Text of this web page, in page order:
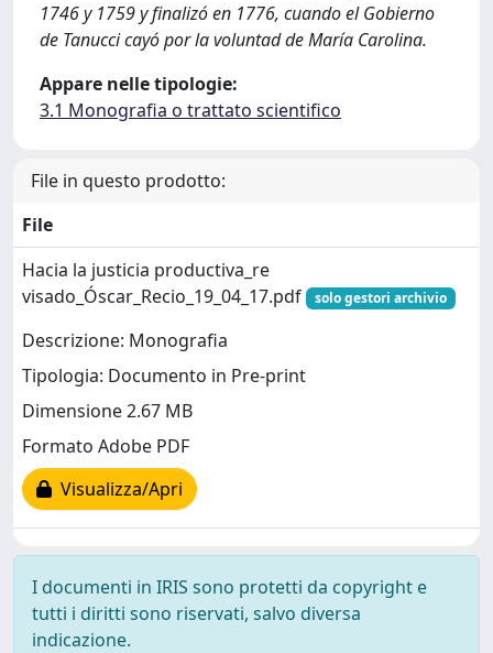
1746 y 1759 y finalizó en 1776, cuando el Gobierno
de Tanucci cayó por la voluntad de María Carolina.
Appare nelle tipologie:
3.1 Monografia o trattato scientifico
File in questo prodotto:
File
Hacia la justicia productiva_re
visado_Óscar_Recio_19_04_17.pdf
solo gestori archivio
Descrizione: Monografia
Tipologia: Documento in Pre-print
Dimensione 2.67 MB
Formato Adobe PDF
Visualizza/Apri
I documenti in IRIS sono protetti da copyright e
tutti i diritti sono riservati, salvo diversa
indicazione.